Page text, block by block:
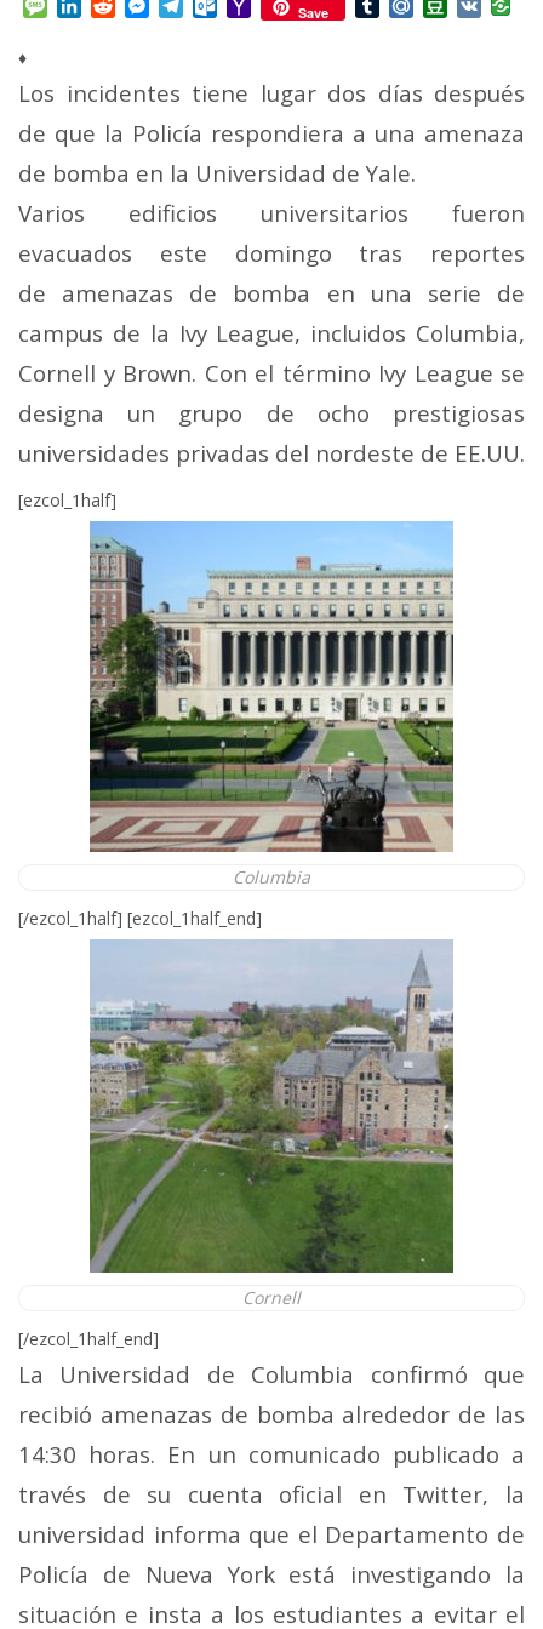
Message
LinkedInRedditMessenger
TelegramOutlook.com
YahooSave TumblrMail.RuDouban
VK
♦
Los incidentes tiene lugar dos días después
de que la Policía respondiera a una amenaza
de bomba en la Universidad de Yale.
Varios edificios universitarios fueron
evacuados este domingo tras reportes
de amenazas de bomba en una serie de
campus de la Ivy League, incluidos Columbia,
Cornell y Brown. Con el término Ivy League se
designa un grupo de ocho prestigiosas
universidades privadas del nordeste de EE.UU.
[ezcol_1half]
Columbia
[/ezcol_1half] [ezcol_1half_end]
Cornell
[/ezcol_1half_end]
La Universidad de Columbia confirmó que
recibió amenazas de bomba alrededor de las
14:30 horas. En un comunicado publicado a
través de su cuenta oficial en Twitter, la
universidad informa que el Departamento de
Policía de Nueva York está investigando la
situación e insta a los estudiantes a evitar el